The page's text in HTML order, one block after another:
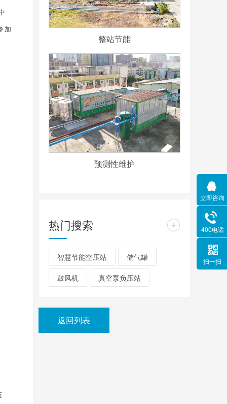
加
整站节能
预测性维护
热门搜索 +
智慧节能空压站 储气罐
鼓风机 真空泵负压站
返回列表
立即咨询
400电话
扫一扫